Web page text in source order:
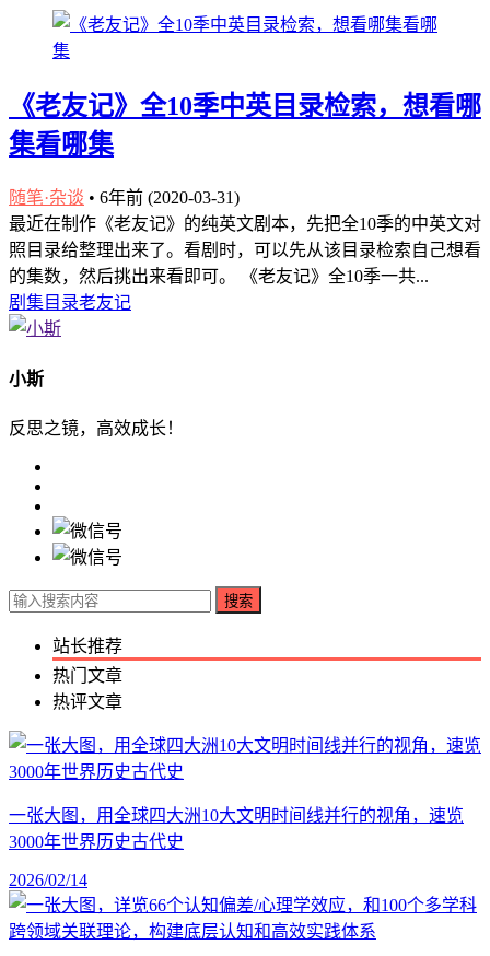
《老友记》全10季中英目录检索，想看哪
集看哪集
随笔·杂谈 • 6年前 (2020-03-31)
最近在制作《老友记》的纯英文剧本，先把全10季的中英文对
照目录给整理出来了。看剧时，可以先从该目录检索自己想看
的集数，然后挑出来看即可。 《老友记》全10季一共...
剧集目录老友记
小斯
反思之镜，高效成长！
搜索
站长推荐
热门文章
热评文章
一张大图，用全球四大洲10大文明时间线并行的视角，速览
3000年世界历史古代史
2026/02/14